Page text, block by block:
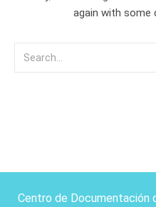
again with some
Centro de Documentación